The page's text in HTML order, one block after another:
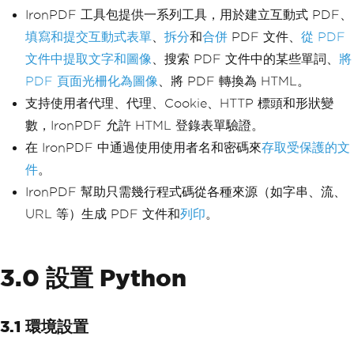
IronPDF 工具包提供一系列工具，用於建立互動式 PDF、
填寫和提交互動式表單
拆分和合併 PDF 文件、 從 PDF
文件中提取文字和圖像 、搜索 PDF 文件中的某些單詞、 將
PDF 頁面光柵化為圖像 、將 PDF 轉換為 HTML。
支持使用者代理、代理、Cookie、HTTP 標頭和形狀變
數，IronPDF 允許 HTML 登錄表單驗證。
在 IronPDF 中通過使用使用者名和密碼來存取受保護的文
件。
IronPDF 幫助只需幾行程式碼從各種來源（如字串、流、
URL 等）生成 PDF 文件和列印。
3.0 設置 Python
3.1 環境設置